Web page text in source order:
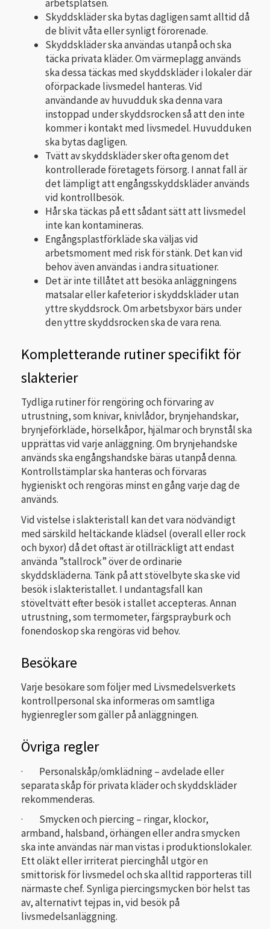
arbetsplatsen.
Skyddskläder ska bytas dagligen samt alltid då
de blivit våta eller synligt förorenade.
Skyddskläder ska användas utanpå och ska
täcka privata kläder. Om värmeplagg används
ska dessa täckas med skyddskläder i lokaler där
oförpackade livsmedel hanteras. Vid
användande av huvudduk ska denna vara
instoppad under skyddsrocken så att den inte
kommer i kontakt med livsmedel. Huvudduken
ska bytas dagligen.
Tvätt av skyddskläder sker ofta genom det
kontrollerade företagets försorg. I annat fall är
det lämpligt att engångsskyddskläder används
vid kontrollbesök.
Hår ska täckas på ett sådant sätt att livsmedel
inte kan kontamineras.
Engångsplastförkläde ska väljas vid
arbetsmoment med risk för stänk. Det kan vid
behov även användas i andra situationer.
Det är inte tillåtet att besöka anläggningens
matsalar eller kafeterior i skyddskläder utan
yttre skyddsrock. Om arbetsbyxor bärs under
den yttre skyddsrocken ska de vara rena.
Kompletterande rutiner specifikt för
slakterier
Tydliga rutiner för rengöring och förvaring av
utrustning, som knivar, knivlådor, brynjehandskar,
brynjeförkläde, hörselkåpor, hjälmar och brynstål ska
upprättas vid varje anläggning. Om brynjehandske
används ska engångshandske bäras utanpå denna.
Kontrollstämplar ska hanteras och förvaras
hygieniskt och rengöras minst en gång varje dag de
används.
Vid vistelse i slakteristall kan det vara nödvändigt
med särskild heltäckande klädsel (overall eller rock
och byxor) då det oftast är otillräckligt att endast
använda ”stallrock” över de ordinarie
skyddskläderna. Tänk på att stövelbyte ska ske vid
besök i slakteristallet. I undantagsfall kan
stöveltvätt efter besök i stallet accepteras. Annan
utrustning, som termometer, färgsprayburk och
fonendoskop ska rengöras vid behov.
Besökare
Varje besökare som följer med Livsmedelsverkets
kontrollpersonal ska informeras om samtliga
hygienregler som gäller på anläggningen.
Övriga regler
· Personalskåp/omklädning – avdelade eller
separata skåp för privata kläder och skyddskläder
rekommenderas.
· Smycken och piercing – ringar, klockor,
armband, halsband, örhängen eller andra smycken
ska inte användas när man vistas i produktionslokaler.
Ett oläkt eller irriterat piercinghål utgör en
smittorisk för livsmedel och ska alltid rapporteras till
närmaste chef. Synliga piercingsmycken bör helst tas
av, alternativt tejpas in, vid besök på
livsmedelsanläggning.